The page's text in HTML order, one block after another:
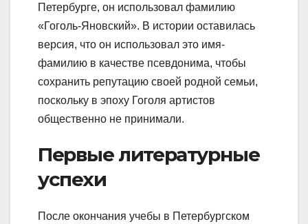
Петербурге, он использовал фамилию
«Гоголь-Яновский». В истории оставилась
версия, что он использовал это имя-
фамилию в качестве псевдонима, чтобы
сохранить репутацию своей родной семьи,
поскольку в эпоху Гоголя артистов
общественно не принимали.
Первые литературные
успехи
После окончания учебы в Петербургском